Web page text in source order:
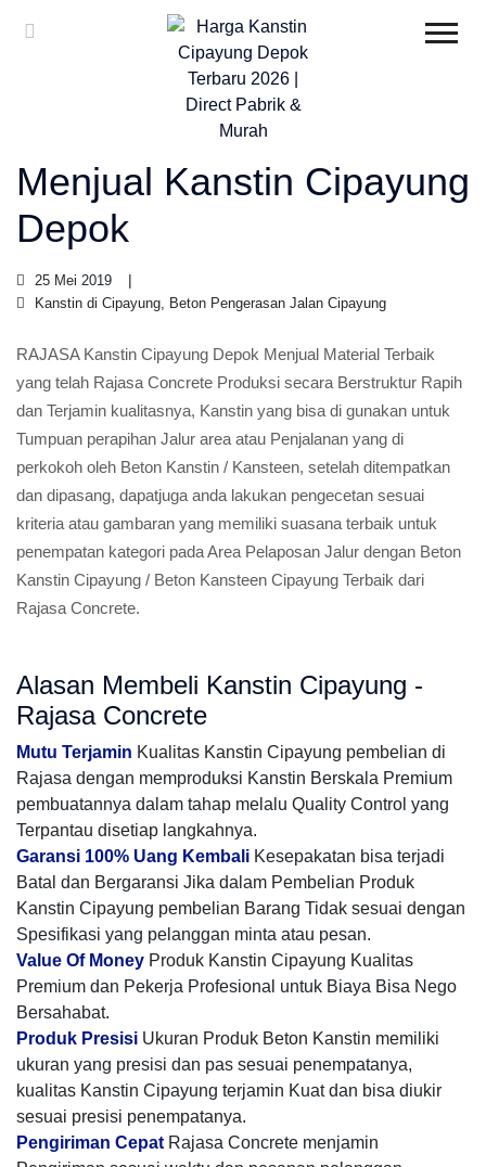
Menjual Kanstin Cipayung
Depok
25 Mei 2019
Kanstin di Cipayung, Beton Pengerasan Jalan Cipayung
RAJASA Kanstin Cipayung Depok Menjual Material Terbaik
yang telah Rajasa Concrete Produksi secara Berstruktur Rapih
dan Terjamin kualitasnya, Kanstin yang bisa di gunakan untuk
Tumpuan perapihan Jalur area atau Penjalanan yang di
perkokoh oleh Beton Kanstin / Kansteen, setelah ditempatkan
dan dipasang, dapatjuga anda lakukan pengecetan sesuai
kriteria atau gambaran yang memiliki suasana terbaik untuk
penempatan kategori pada Area Pelaposan Jalur dengan Beton
Kanstin Cipayung / Beton Kansteen Cipayung Terbaik dari
Rajasa Concrete.
Alasan Membeli Kanstin Cipayung -
Rajasa Concrete
Mutu Terjamin Kualitas Kanstin Cipayung pembelian di
Rajasa dengan memproduksi Kanstin Berskala Premium
pembuatannya dalam tahap melalu Quality Control yang
Terpantau disetiap langkahnya.
Garansi 100% Uang Kembali Kesepakatan bisa terjadi
Batal dan Bergaransi Jika dalam Pembelian Produk
Kanstin Cipayung pembelian Barang Tidak sesuai dengan
Spesifikasi yang pelanggan minta atau pesan.
Value Of Money Produk Kanstin Cipayung Kualitas
Premium dan Pekerja Profesional untuk Biaya Bisa Nego
Bersahabat.
Produk Presisi Ukuran Produk Beton Kanstin memiliki
ukuran yang presisi dan pas sesuai penempatanya,
kualitas Kanstin Cipayung terjamin Kuat dan bisa diukir
sesuai presisi penempatanya.
Pengiriman Cepat Rajasa Concrete menjamin